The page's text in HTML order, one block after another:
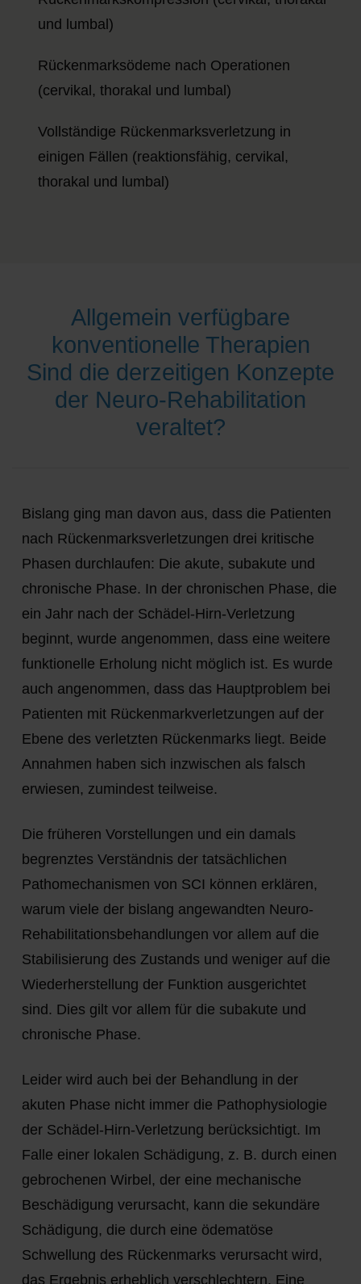
und lumbal)
Rückenmarksödeme nach Operationen
(cervikal, thorakal und lumbal)
Vollständige Rückenmarksverletzung in
einigen Fällen (reaktionsfähig, cervikal,
thorakal und lumbal)
Allgemein verfügbare
konventionelle Therapien
Sind die derzeitigen Konzepte
der Neuro-Rehabilitation
veraltet?
Bislang ging man davon aus, dass die Patienten
nach Rückenmarksverletzungen drei kritische
Phasen durchlaufen: Die akute, subakute und
chronische Phase. In der chronischen Phase, die
ein Jahr nach der Schädel-Hirn-Verletzung
beginnt, wurde angenommen, dass eine weitere
funktionelle Erholung nicht möglich ist. Es wurde
auch angenommen, dass das Hauptproblem bei
Patienten mit Rückenmarkverletzungen auf der
Ebene des verletzten Rückenmarks liegt. Beide
Annahmen haben sich inzwischen als falsch
erwiesen, zumindest teilweise.
Die früheren Vorstellungen und ein damals
begrenztes Verständnis der tatsächlichen
Pathomechanismen von SCI können erklären,
warum viele der bislang angewandten Neuro-
Rehabilitationsbehandlungen vor allem auf die
Stabilisierung des Zustands und weniger auf die
Wiederherstellung der Funktion ausgerichtet
sind. Dies gilt vor allem für die subakute und
chronische Phase.
Leider wird auch bei der Behandlung in der
akuten Phase nicht immer die Pathophysiologie
der Schädel-Hirn-Verletzung berücksichtigt. Im
Falle einer lokalen Schädigung, z. B. durch einen
gebrochenen Wirbel, der eine mechanische
Beschädigung verursacht, kann die sekundäre
Schädigung, die durch eine ödematöse
Schwellung des Rückenmarks verursacht wird,
das Ergebnis erheblich verschlechtern. Eine